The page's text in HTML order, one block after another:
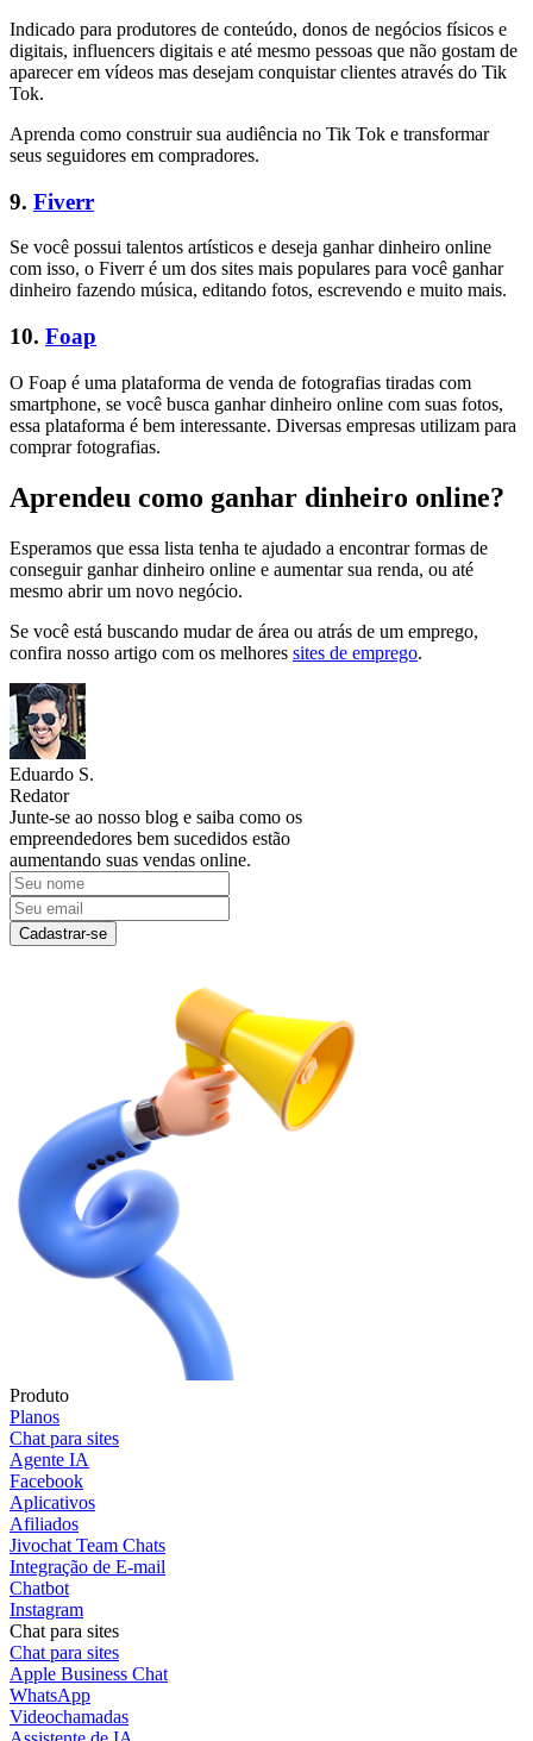
Indicado para produtores de conteúdo, donos de negócios físicos e
digitais, influencers digitais e até mesmo pessoas que não gostam de
aparecer em vídeos mas desejam conquistar clientes através do Tik
Tok.
Aprenda como construir sua audiência no Tik Tok e transformar
seus seguidores em compradores.
9. Fiverr
Se você possui talentos artísticos e deseja ganhar dinheiro online
com isso, o Fiverr é um dos sites mais populares para você ganhar
dinheiro fazendo música, editando fotos, escrevendo e muito mais.
10. Foap
O Foap é uma plataforma de venda de fotografias tiradas com
smartphone, se você busca ganhar dinheiro online com suas fotos,
essa plataforma é bem interessante. Diversas empresas utilizam para
comprar fotografias.
Aprendeu como ganhar dinheiro online?
Esperamos que essa lista tenha te ajudado a encontrar formas de
conseguir ganhar dinheiro online e aumentar sua renda, ou até
mesmo abrir um novo negócio.
Se você está buscando mudar de área ou atrás de um emprego,
confira nosso artigo com os melhores sites de emprego.
Eduardo S.
Redator
Junte-se ao nosso blog e saiba como os
empreendedores bem sucedidos estão
aumentando suas vendas online.
Cadastrar-se
Produto
Planos
Chat para sites
Agente IA
Facebook
Aplicativos
Afiliados
Jivochat Team Chats
Integração de E-mail
Chatbot
Instagram
Chat para sites
Chat para sites
Apple Business Chat
WhatsApp
Videochamadas